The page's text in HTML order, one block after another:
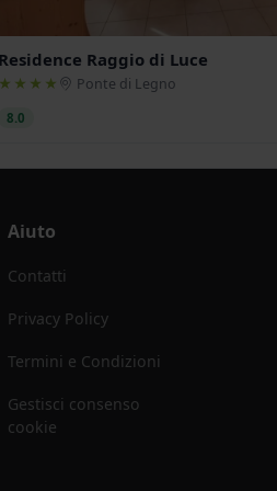
Residence Raggio di Luce
★★★★ Ponte di Legno
8.0
Aiuto
Contatti
Privacy Policy
Termini e Condizioni
Gestisci consenso
cookie